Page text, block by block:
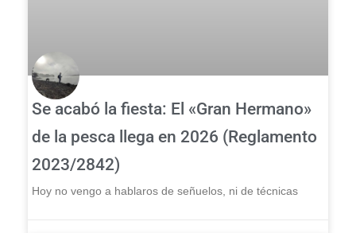
Se acabó la fiesta: El «Gran Hermano»
de la pesca llega en 2026 (Reglamento
2023/2842)
Hoy no vengo a hablaros de señuelos, ni de técnicas